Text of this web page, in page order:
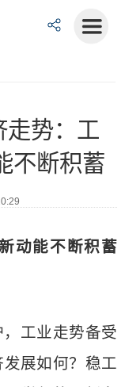
走势：工
不断积蓄
动能不断积蓄
工业走势备受
展如何？稳工